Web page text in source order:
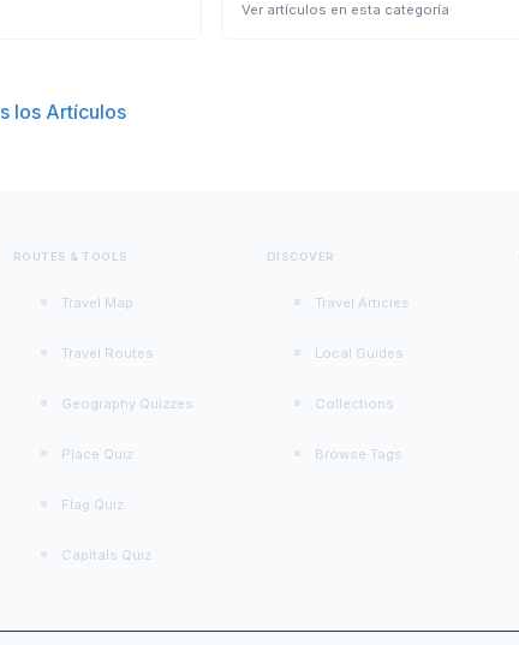
Ver artículos en esta categoría
los Artículos
ROUTES & TOOLS
Travel Map
Travel Routes
Geography Quizzes
Place Quiz
Flag Quiz
Capitals Quiz
DISCOVER
Travel Articles
Local Guides
Collections
Browse Tags